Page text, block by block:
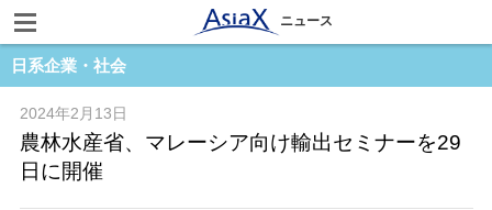
ニュース
日系企業・社会
2024年2月13日
農林水産省、マレーシア向け輸出セミナーを29
日に開催